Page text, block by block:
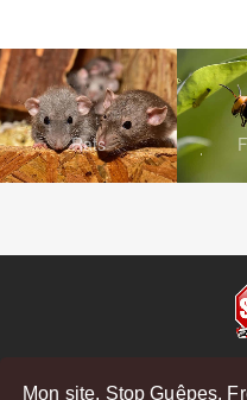
Mon site, Stop Guêpes,
Rats
© Copyright 2026